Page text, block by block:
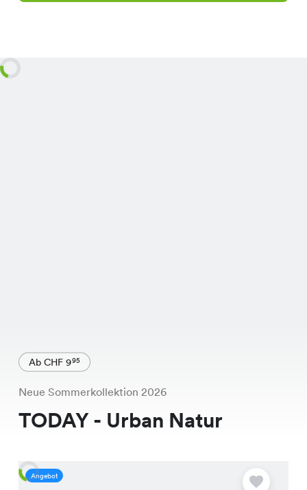
Ab CHF 995
Neue Sommerkollektion 2026
TODAY - Urban Natur
Angebot